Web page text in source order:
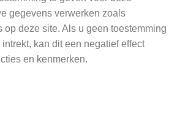
gegevens verwerken zoals
op deze site. Als u geen toestemming
kan dit een negatief effect
en kenmerken.